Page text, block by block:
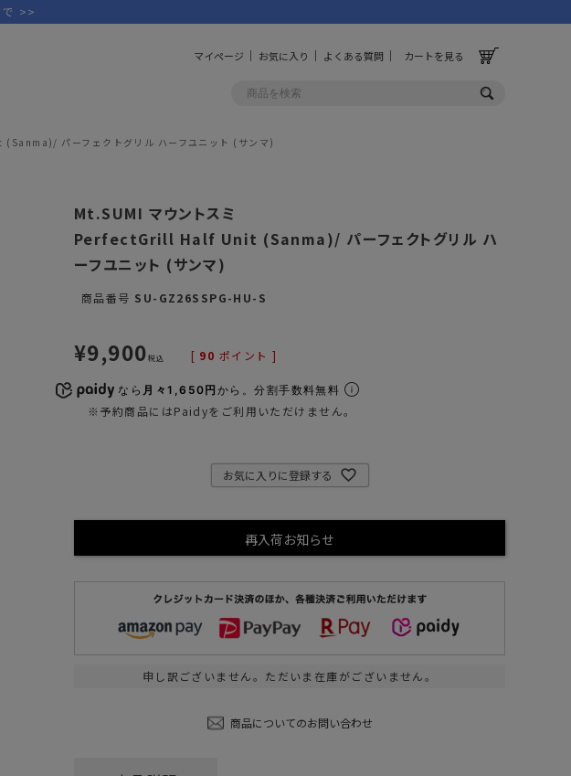
ゴルフ
キャディバッグ
バッグ/ポーチ
ウェア/アパレル
その他グッズ
収納
スマホアクセ
ステッカー
食品/調味料
その他/ホビー
こちら
マイページ お気に入り よくある質問 カートを見る
>>
パーフェクトグリル ハーフユニット (サンマ)
Mt.SUMI マウントスミ
PerfectGrill Half Unit (Sanma)/ パーフェクトグリル ハ
ーフユニット (サンマ)
商品番号 SU-GZ26SSPG-HU-S
¥9,900税込 [ 90 ポイント ]
なら 月々1,650円 から。分割手数料無料
※予約商品にはPaidyをご利用いただけません。
お気に入りに登録する
再入荷お知らせ
申し訳ございません。ただいま在庫がございません。
商品についてのお問い合わせ